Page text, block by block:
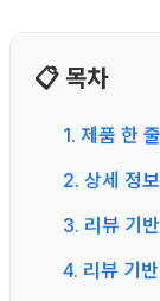
📋 목차
1. 제품 한
2. 상세 정
3. 리뷰 기
4. 리뷰 기